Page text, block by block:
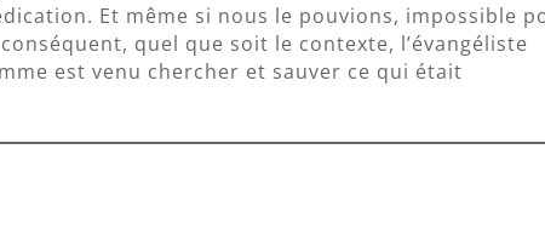
Et même si nous le pouvions, impossible
quel que soit le contexte, l’évangéliste
est venu chercher et sauver ce qui était